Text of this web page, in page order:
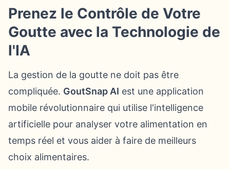
Prenez le Contrôle de Votre
Goutte avec la Technologie de
l'IA
La gestion de la goutte ne doit pas être
compliquée. GoutSnap AI est une application
mobile révolutionnaire qui utilise l'intelligence
artificielle pour analyser votre alimentation en
temps réel et vous aider à faire de meilleurs
choix alimentaires.